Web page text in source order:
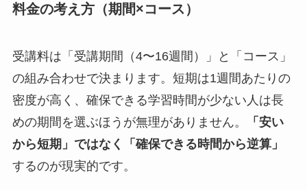
料金の考え方（期間×コース）
受講料は「受講期間（4〜16週間）」と「コース」
の組み合わせで決まります。短期は1週間あたりの
密度が高く、確保できる学習時間が少ない人は長
めの期間を選ぶほうが無理がありません。
「安い
から短期」ではなく「確保できる時間から逆算」
するのが現実的です。